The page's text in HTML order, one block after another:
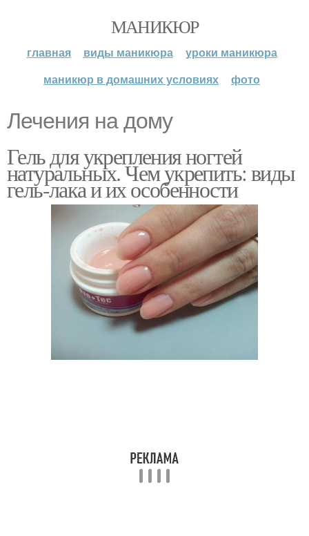
МАНИКЮР
главная виды маникюра
уроки маникюра
маникюр в домашних условиях
фото
Лечения на дому
Гель для укрепления ногтей
натуральных. Чем укрепить: виды
гель-лака и их особенности